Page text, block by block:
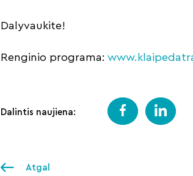
Dalyvaukite!
Renginio programa:
Dalintis naujiena:
Atgal